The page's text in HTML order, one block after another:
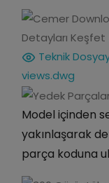
Detayları Keşfet
Teknik
views.dwg
Model içinden
yakınlaşarak
parça koduna